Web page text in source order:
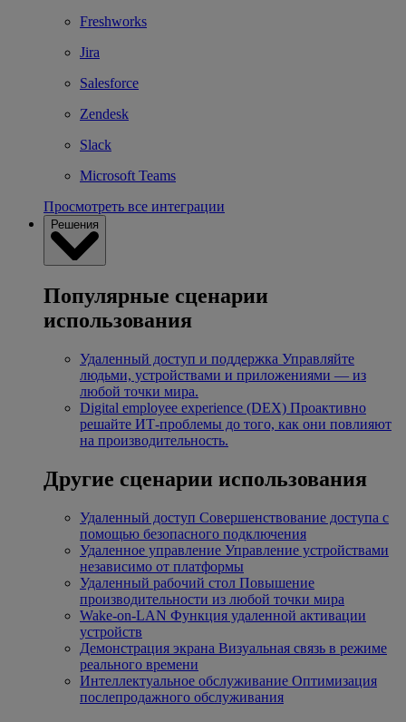
Freshworks
Jira
Salesforce
Zendesk
Slack
Microsoft Teams
Просмотреть все интеграции
Решения
Популярные сценарии
использования
Удаленный доступ и поддержка Управляйте
людьми, устройствами и приложениями — из
любой точки мира.
Digital employee experience (DEX) Проактивно
решайте ИТ-проблемы до того, как они повлияют
на производительность.
Другие сценарии использования
Удаленный доступ Совершенствование доступа с
помощью безопасного подключения
Удаленное управление Управление устройствами
независимо от платформы
Удаленный рабочий стол Повышение
производительности из любой точки мира
Wake-on-LAN Функция удаленной активации
устройств
Демонстрация экрана Визуальная связь в режиме
реального времени
Интеллектуальное обслуживание Оптимизация
послепродажного обслуживания